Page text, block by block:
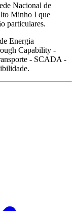
Nacional de
Minho I que
particulares.
Energia
Capability -
- SCADA -